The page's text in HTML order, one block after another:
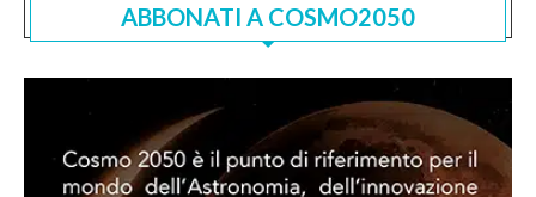
ABBONATI A COSMO2050